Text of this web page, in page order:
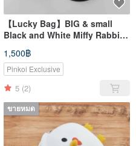
【Lucky Bag】BIG & small
Black and White Miffy Rabbit
New Year Lucky Bag Set
1,500฿
Pinkoi Exclusive
5 (2)
ขายหมด